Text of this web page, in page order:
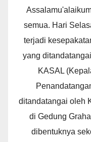
semua. Hari
terjadi
yang
KASAL
ditandatangai oleh
di Gedung
dibentuknya